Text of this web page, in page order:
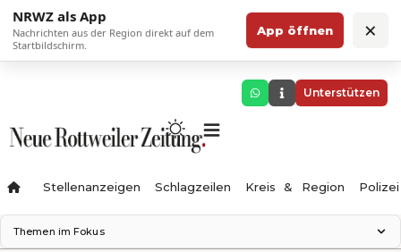
NRWZ als App
Nachrichten aus der Region direkt auf dem
Startbildschirm.
App öffnen ×
Unterstützen
Stellenanzeigen Schlagzeilen Kreis & Region Polizei
Themen im Fokus